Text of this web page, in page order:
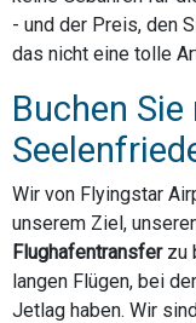
- und der Preis, den
das nicht eine tolle
Buchen
Wir von Flyingstar
unserem Ziel,
Flughafentransferzu
langen Flügen, bei
Jetlag haben. Wir